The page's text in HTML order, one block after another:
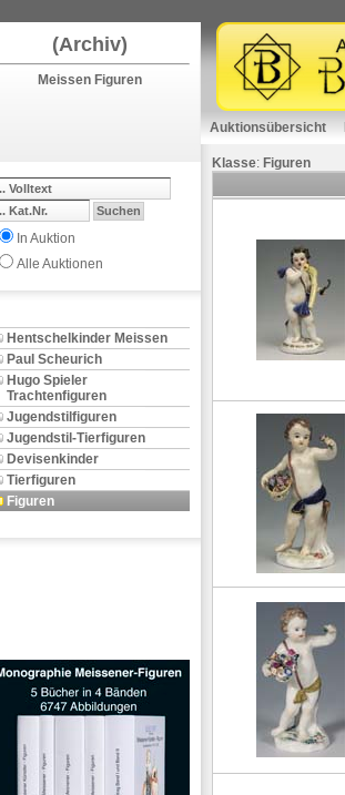
(Archiv)
Meissen Figuren
In Auktion
Alle Auktionen
Hentschelkinder Meissen
Paul Scheurich
Hugo Spieler
Trachtenfiguren
Jugendstilfiguren
Jugendstil-Tierfiguren
Devisenkinder
Tierfiguren
Figuren
Auktionsübersicht
Klasse: Figuren